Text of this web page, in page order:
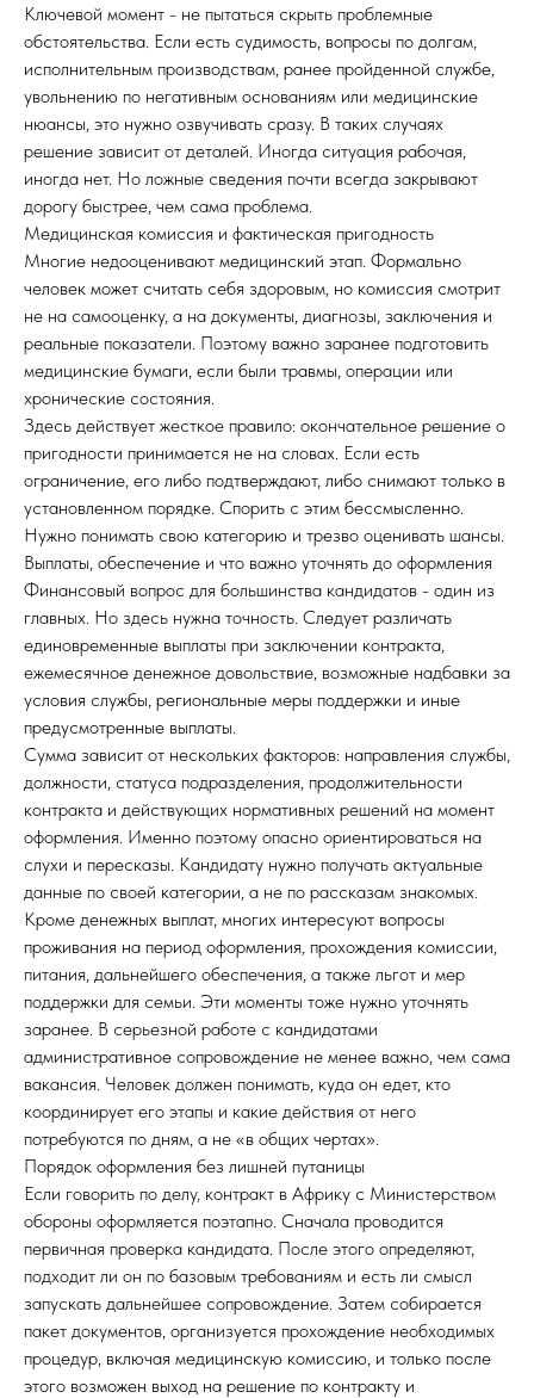
Ключевой момент - не пытаться скрыть проблемные
обстоятельства. Если есть судимость, вопросы по долгам,
исполнительным производствам, ранее пройденной службе,
увольнению по негативным основаниям или медицинские
нюансы, это нужно озвучивать сразу. В таких случаях
решение зависит от деталей. Иногда ситуация рабочая,
иногда нет. Но ложные сведения почти всегда закрывают
дорогу быстрее, чем сама проблема.
Медицинская комиссия и фактическая пригодность
Многие недооценивают медицинский этап. Формально
человек может считать себя здоровым, но комиссия смотрит
не на самооценку, а на документы, диагнозы, заключения и
реальные показатели. Поэтому важно заранее подготовить
медицинские бумаги, если были травмы, операции или
хронические состояния.
Здесь действует жесткое правило: окончательное решение о
пригодности принимается не на словах. Если есть
ограничение, его либо подтверждают, либо снимают только в
установленном порядке. Спорить с этим бессмысленно.
Нужно понимать свою категорию и трезво оценивать шансы.
Выплаты, обеспечение и что важно уточнять до оформления
Финансовый вопрос для большинства кандидатов - один из
главных. Но здесь нужна точность. Следует различать
единовременные выплаты при заключении контракта,
ежемесячное денежное довольствие, возможные надбавки за
условия службы, региональные меры поддержки и иные
предусмотренные выплаты.
Сумма зависит от нескольких факторов: направления службы,
должности, статуса подразделения, продолжительности
контракта и действующих нормативных решений на момент
оформления. Именно поэтому опасно ориентироваться на
слухи и пересказы. Кандидату нужно получать актуальные
данные по своей категории, а не по рассказам знакомых.
Кроме денежных выплат, многих интересуют вопросы
проживания на период оформления, прохождения комиссии,
питания, дальнейшего обеспечения, а также льгот и мер
поддержки для семьи. Эти моменты тоже нужно уточнять
заранее. В серьезной работе с кандидатами
административное сопровождение не менее важно, чем сама
вакансия. Человек должен понимать, куда он едет, кто
координирует его этапы и какие действия от него
потребуются по дням, а не «в общих чертах».
Порядок оформления без лишней путаницы
Если говорить по делу, контракт в Африку с Министерством
обороны оформляется поэтапно. Сначала проводится
первичная проверка кандидата. После этого определяют,
подходит ли он по базовым требованиям и есть ли смысл
запускать дальнейшее сопровождение. Затем собирается
пакет документов, организуется прохождение необходимых
процедур, включая медицинскую комиссию, и только после
этого возможен выход на решение по контракту и